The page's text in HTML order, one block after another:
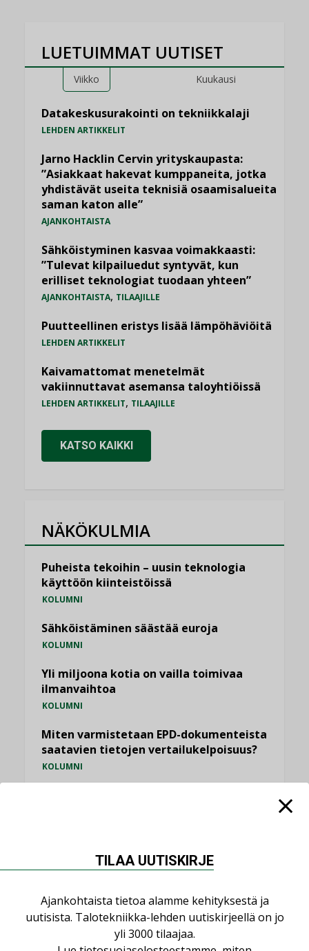
LUETUIMMAT UUTISET
Viikko Kuukausi
Datakeskusurakointi on tekniikkalaji
LEHDEN ARTIKKELIT
Jarno Hacklin Cervin yrityskaupasta:
”Asiakkaat hakevat kumppaneita, jotka
yhdistävät useita teknisiä osaamisalueita
saman katon alle”
AJANKOHTAISTA
Sähköistyminen kasvaa voimakkaasti:
”Tulevat kilpailuedut syntyvät, kun
erilliset teknologiat tuodaan yhteen”
AJANKOHTAISTA, TILAAJILLE
Puutteellinen eristys lisää lämpöhäviöitä
LEHDEN ARTIKKELIT
Kaivamattomat menetelmät
vakiinnuttavat asemansa taloyhtiöissä
LEHDEN ARTIKKELIT, TILAAJILLE
KATSO KAIKKI
NÄKÖKULMIA
Puheista tekoihin – uusin teknologia
käyttöön kiinteistöissä
KOLUMNI
Sähköistäminen säästää euroja
KOLUMNI
Yli miljoona kotia on vailla toimivaa
ilmanvaihtoa
KOLUMNI
Miten varmistetaan EPD-dokumenteista
saatavien tietojen vertailukelpoisuus?
KOLUMNI
KATSO KAIKKI
TILAA UUTISKIRJE
Ajankohtaista tietoa alamme kehityksestä ja
uutisista. Talotekniikka-lehden uutiskirjeellä on jo
yli 3000 tilaajaa.